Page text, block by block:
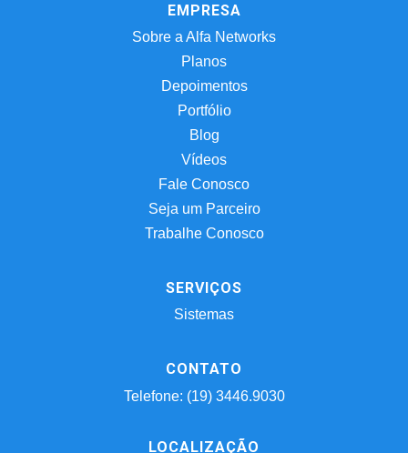
EMPRESA
Sobre a Alfa Networks
Planos
Depoimentos
Portfólio
Blog
Vídeos
Fale Conosco
Seja um Parceiro
Trabalhe Conosco
SERVIÇOS
Sistemas
CONTATO
Telefone: (19) 3446.9030
LOCALIZAÇÃO